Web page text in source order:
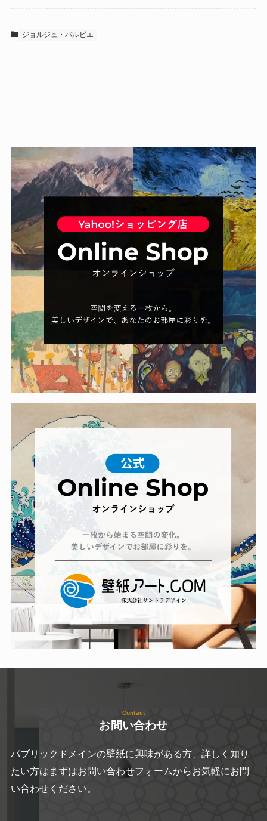
ジョルジュ・バルビエ
Contact
お問い合わせ
パブリックドメインの壁紙に興味がある方、詳しく知り
たい方はまずはお問い合わせフォームからお気軽にお問
い合わせください。